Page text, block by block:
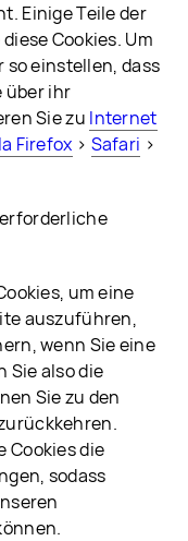
Einige Teile der
Cookies. Um
so einstellen, dass
über ihr
Sie zu Internet
Firefox > Safari >
um eine
auszuführen,
wenn Sie eine
Sie also die
Sie zu den
Cookies die
sodass